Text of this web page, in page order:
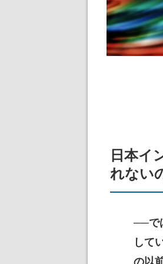
日本イ
れない
──で
して